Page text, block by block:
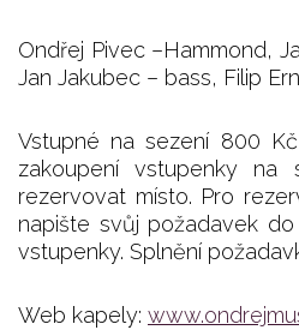
Ondřej Pivec –Hammond,
Jan Jakubec – bass, Filip
Vstupné na sezení 800
zakoupení vstupenky na
rezervovat místo. Pro
napište svůj požadavek
vstupenky. Splnění
Web kapely: